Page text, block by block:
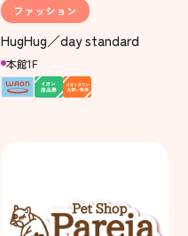
ファッション
HugHug／day standard
本館1F